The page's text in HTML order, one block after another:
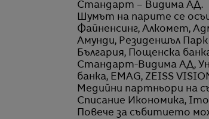
Стандарт – Видима АД.
Шумът на парите се
Файненсинг, Алкомет,
Амунди, Резиденшъл Парк
България, Пощенска
Стандарт-Видима АД,
банка, EMAG, ZEISS
Медийни партньори на
Списание Икономика,
Повече за събитието